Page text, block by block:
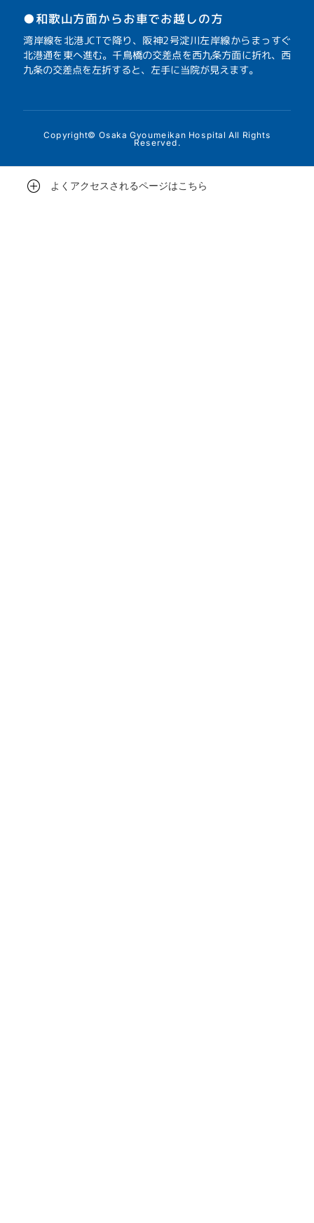
●和歌山方面からお車でお越しの方
湾岸線を北港JCTで降り、阪神2号淀川左岸線からまっすぐ
北港通を東へ進む。千鳥橋の交差点を西九条方面に折れ、西
九条の交差点を左折すると、左手に当院が見えます。
Copyright© Osaka Gyoumeikan Hospital All Rights
Reserved.
よくアクセスされるページはこちら